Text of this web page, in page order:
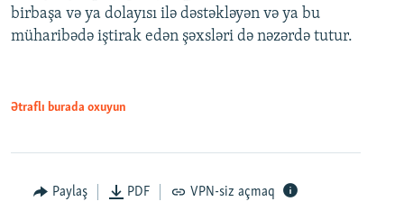
birbaşa və ya dolayısı ilə dəstəkləyən və ya bu
müharibədə iştirak edən şəxsləri də nəzərdə tutur.
Ətraflı burada oxuyun
Paylaş PDF VPN-siz açmaq